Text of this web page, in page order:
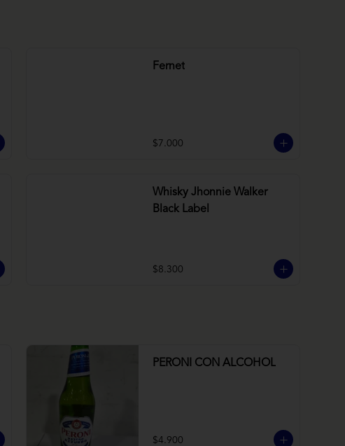
Fernet
$7.000
Whisky Jhonnie Walker
Black Label
$8.300
PERONI CON ALCOHOL
$4.900